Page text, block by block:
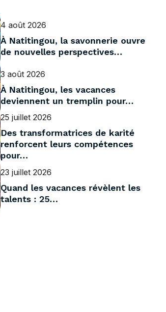
4 août 2026
À Natitingou, la savonnerie ouvre
de nouvelles perspectives…
3 août 2026
À Natitingou, les vacances
deviennent un tremplin pour…
25 juillet 2026
Des transformatrices de karité
renforcent leurs compétences
pour…
23 juillet 2026
Quand les vacances révèlent les
talents : 25…